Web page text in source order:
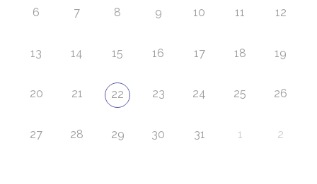
6 7 8 9 10 11 12
13 14 15 16 17 18 19
20 21 22 23 24 25 26
27 28 29 30 31 1 2